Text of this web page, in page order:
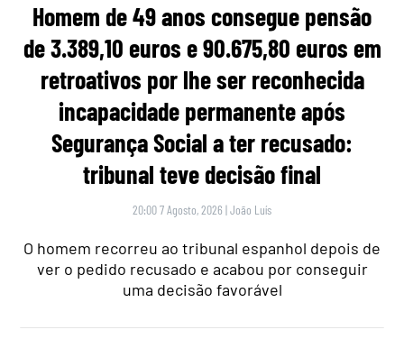
Homem de 49 anos consegue pensão
de 3.389,10 euros e 90.675,80 euros em
retroativos por lhe ser reconhecida
incapacidade permanente após
Segurança Social a ter recusado:
tribunal teve decisão final
20:00 7 Agosto, 2026 |João Luís
O homem recorreu ao tribunal espanhol depois de
ver o pedido recusado e acabou por conseguir
uma decisão favorável